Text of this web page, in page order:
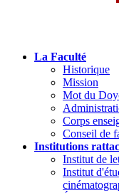
La Faculté
Historique
Mission
Mot du
Corps
Conseil de
Institutions
Institut de
Institut